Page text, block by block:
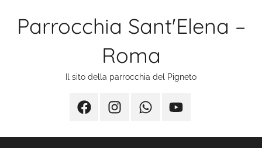
Parrocchia Sant'Elena –
Roma
Il sito della parrocchia del Pigneto
FacebookInstagramWhatsappYoutube